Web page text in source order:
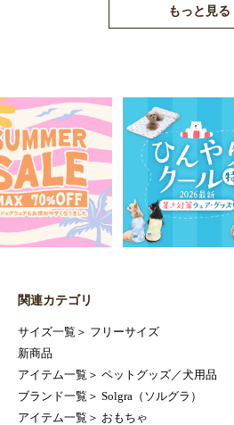
もっと見る
関連カテゴリ
サイズ一覧 ＞ フリーサイズ
新商品
アイテム一覧 ＞ ペットグッズ／犬用品
ブランド一覧 ＞ Solgra（ソルグラ）
アイテム一覧 ＞ おもちゃ